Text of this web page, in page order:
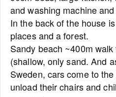
and washing machine
In the back of the house
places and a forest.
Sandy beach ~400m
(shallow, only sand. And
Sweden, cars come to
unload their chairs and